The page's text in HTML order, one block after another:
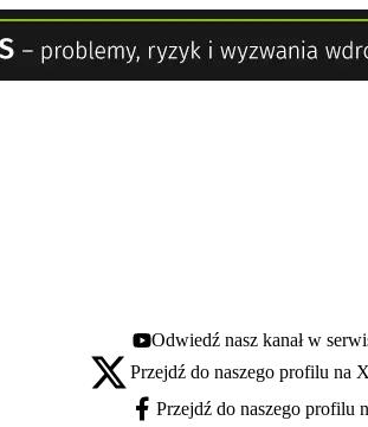
Youtube - otwiera się w nowej karcie
Odwiedź nasz kanał w
X - otwiera się w nowej karcie
Przejdź do naszego profilu na
Facebook - otwiera się w nowej karcie
Przejdź do naszego profilu